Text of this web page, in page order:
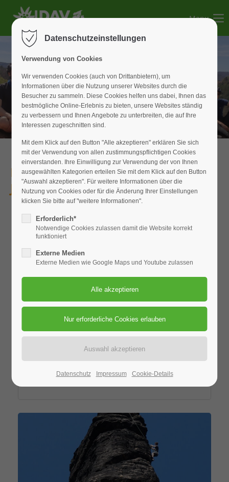
Der Eintrag "offcanvas-col2" existiert leider nicht.
Der Eintrag "offcanvas-col3" existiert leider nicht.
Der Eintrag "offcanvas-col4" existiert leider nicht.
Menu
Herzlich willkommen bei der
JDAV-Weißenburg!
1. Slackday 2019
Datenschutzeinstellungen
Verwendung von Cookies
Wir verwenden Cookies (auch von Drittanbietern), um
Informationen über die Nutzung unserer Websites durch die
Besucher zu sammeln. Diese Cookies helfen uns dabei, Ihnen das
bestmögliche Online-Erlebnis zu bieten, unsere Websites ständig
zu verbessern und Ihnen Angebote zu unterbreiten, die auf Ihre
Interessen zugeschnitten sind.
Mit dem Klick auf den Button "Alle akzeptieren" erklären Sie sich
mit der Verwendung von allen zustimmungspflichtigen Cookies
einverstanden. Ihre Einwilligung zur Verwendung der von Ihnen
ausgewählten Kategorien erteilen Sie mit dem Klick auf den Button
"Auswahl akzeptieren". Für weitere Informationen über die
Nutzung von Cookies oder für die Änderung Ihrer Einstellungen
klicken Sie bitte auf "weitere Informationen".
Erforderlich*
Notwendige Cookies zulassen damit die Website korrekt
funktioniert
Externe Medien
Externe Medien wie Google Maps und Youtube zulassen
Datenschutz Impressum Cookie-Details